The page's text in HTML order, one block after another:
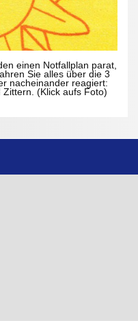
einen Notfallplan parat,
Sie alles über die 3
nacheinander reagiert:
(Klick aufs Foto)